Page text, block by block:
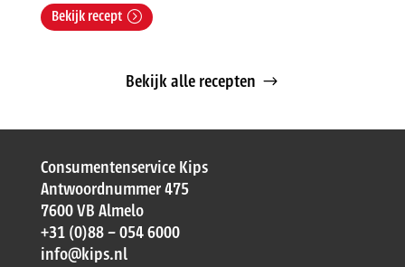
Bekijk recept
Bekijk alle recepten
Consumentenservice Kips
Antwoordnummer 475
7600 VB Almelo
+31 (0)88 – 054 6000
info@kips.nl